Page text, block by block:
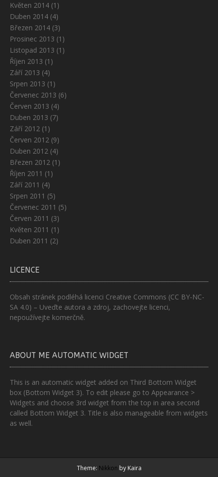
Květen 2014 (1)
Duben 2014 (4)
Březen 2014 (3)
Prosinec 2013 (1)
Listopad 2013 (1)
Říjen 2013 (1)
Září 2013 (4)
Srpen 2013 (1)
Červenec 2013 (6)
Červen 2013 (4)
Duben 2013 (7)
Září 2012 (1)
Červen 2012 (9)
Duben 2012 (4)
Březen 2012 (1)
Říjen 2011 (1)
Září 2011 (4)
Srpen 2011 (5)
Červenec 2011 (5)
Červen 2011 (3)
Květen 2011 (1)
Duben 2011 (2)
LICENCE
Obsah stránek podléhá licenci Creative Commons (CC BY-NC-
SA 4.0) – Uveďte autora a zdroj, zachovejte licenci,
nepoužívejte komerčně.
ABOUT ME AUTOMATIC WIDGET
This is an automatic widget added on Third Bottom Widget
box (Bottom Widget 3). To edit please go to Appearance >
Widgets and choose 3rd widget from the top in area second
called Bottom Widget 3. Title is also manageable from widgets
as well.
Theme: Nikkon by Kaira